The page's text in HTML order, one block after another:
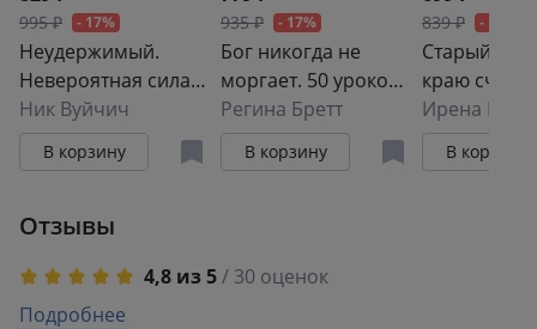
работать военным корреспондентом не хуже
мужчины.
Ее снимки помогли осознать степень страданий
мирного населения во время войны. А история
доказала, что вера в свое дело может быть сильнее
смерти, и что личное счастье может настигнуть тебя
линия фронта.
995 ₽ - 17%
Неудержимый.
Невероятная сила
веры в действии
Ник Вуйчич
В корзину
935 ₽ - 17%
Бог никогда не
моргает. 50 уроков,
которые изменят
твою жизнь (15-е
издание)
Регина Бретт
В корзину
839 ₽ - 17%
Старый
краю
Ирена
В корзину
Отзывы
4,8 из 5/ 30 оценок
5
Подробнее